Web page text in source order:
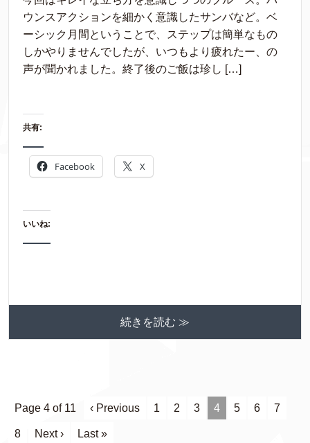
ウンスアクションを細かく意識したサンバなど。ベ
ーシック月間ということで、ステップは簡単なもの
しかやりませんでしたが、いつもより疲れたー、の
声が聞かれました。終了後のご飯は珍し […]
共有:
Facebook X
いいね:
続きを読む ≫
Page 4 of 11 ‹ Previous 1 2 3 4 5 6 7
8 Next › Last »